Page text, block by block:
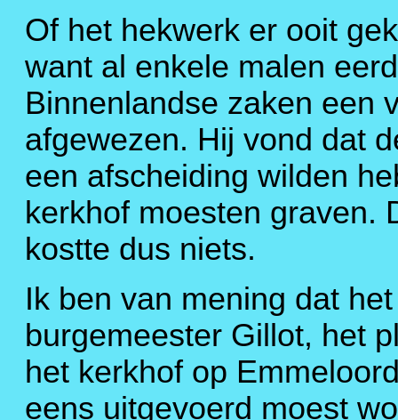
Of het hekwerk er ooit
want al enkele malen
Binnenlandse zaken een
afgewezen. Hij vond dat
een afscheiding wilden
kerkhof moesten graven.
kostte dus niets.
Ik ben van mening dat
burgemeester Gillot, het
het kerkhof op
eens uitgevoerd moest